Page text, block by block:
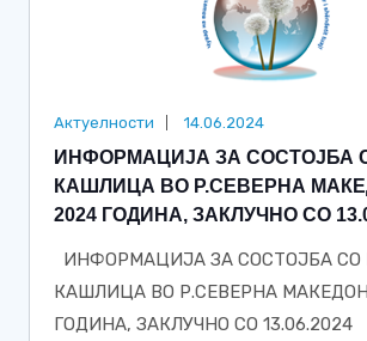
Актуелности 14.06.2024
ИНФОРМАЦИЈА ЗА СОСТОЈБА
КАШЛИЦА ВО Р.СЕВЕРНА
2024 ГОДИНА, ЗАКЛУЧНО СО
ИНФОРМАЦИЈА ЗА СОСТОЈБА СО
КАШЛИЦА ВО Р.СЕВЕРНА
ГОДИНА, ЗАКЛУЧНО СО 13.06.2024